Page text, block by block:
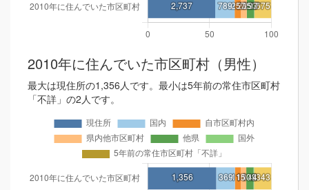
2010年に住んでいた市区町村（男性）
最大は現住所の1,356人です。最小は5年前の常住市区町村
「不詳」の2人です。